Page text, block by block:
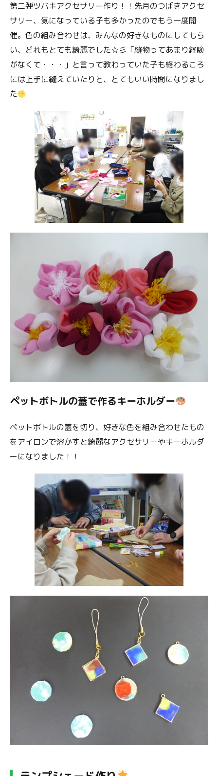
第二弾ツバキアクセサリー作り！！先月のつばきアクセ
サリー、気になっている子も多かったのでもう一度開
催。色の組み合わせは、みんなの好きなものにしてもら
い、どれもとても綺麗でした☆彡「縫物ってあまり経験
がなくて・・・」と言って教わっていた子も終わるころ
には上手に縫えていたりと、とてもいい時間になりまし
た
ペットボトルの蓋で作るキーホルダー
ペットボトルの蓋を切り、好きな色を組み合わせたもの
をアイロンで溶かすと綺麗なアクセサリーやキーホルダ
ーになりました！！